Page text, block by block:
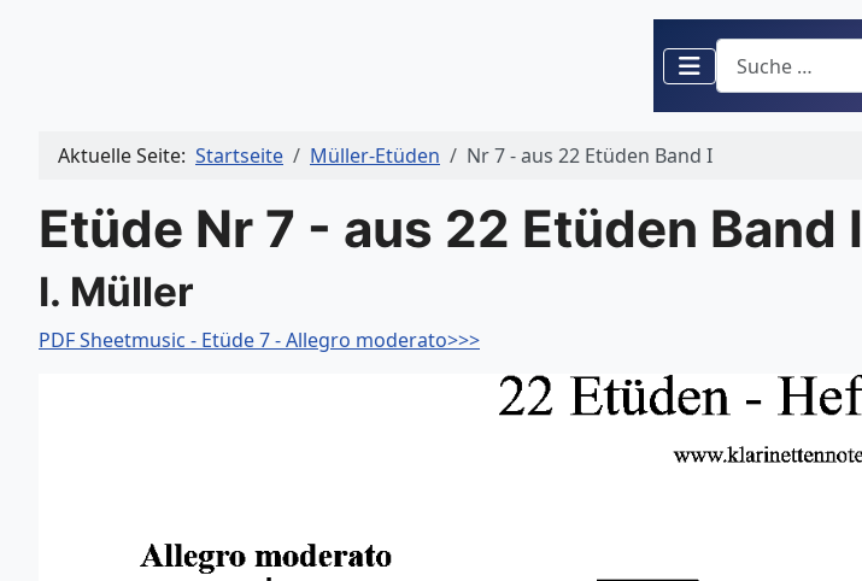
Suchen
Aktuelle Seite: Startseite Müller-Etüden Nr 7 - aus 22 Etüden Band I
Etüde Nr 7 - aus 22 Etüden Band I
I. Müller
PDF Sheetmusic - Etüde 7 - Allegro moderato>>>